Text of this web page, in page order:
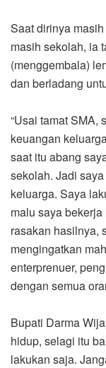
Saat dirinya
masih sekolah, ia
(menggembala)
dan berladang
“Usai tamat SMA,
keuangan
saat itu abang
sekolah. Jadi
keluarga. Saya
malu saya
rasakan hasilnya,
mengingatkan
enterprenuer,
dengan semua
Bupati Darma
hidup, selagi itu
lakukan saja.